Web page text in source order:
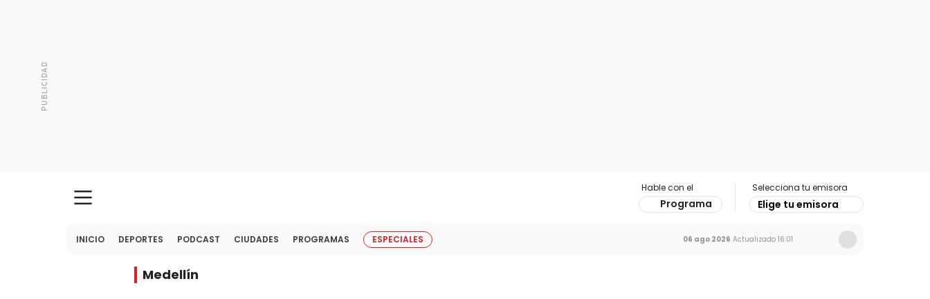
Hable con el
Programa
Selecciona tu emisora
Elige tu emisora
INICIO DEPORTES PODCAST CIUDADES PROGRAMAS ESPECIALES 06 ago 2026 Actualizado 16:01
Medellín